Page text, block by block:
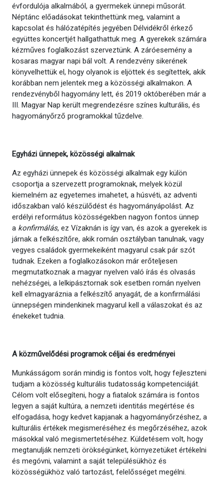
évfordulója alkalmából, a gyermekek ünnepi műsorát.
Néptánc előadásokat tekinthettünk meg, valamint a
kapcsolat és hálózatépítés jegyében Délvidékről érkező
együttes koncertjét hallgathattuk meg. A gyerekek számára
kézműves foglalkozást szerveztünk. A záróesemény a
kosaras magyar napi bál volt. A rendezvény sikerének
könyvelhettük el, hogy olyanok is eljöttek és segítettek, akik
korábban nem jelentek meg a közösségi alkalmakon. A
rendezvényből hagyomány lett, és 2019 októberében már a
III. Magyar Nap került megrendezésre színes kulturális, és
hagyományőrző programokkal tűzdelve.
Egyházi ünnepek, közösségi alkalmak
Az egyházi ünnepek és közösségi alkalmak egy külön
csoportja a szervezett programoknak, melyek közül
kiemelném az egyetemes imahetet, a húsvéti, az adventi
időszakban való készülődést és hagyományápolást. Az
erdélyi református közösségekben nagyon fontos ünnep
a konfirmálás, ez Vízaknán is így van, és azok a gyerekek is
járnak a felkészítőre, akik román osztályban tanulnak, vagy
vegyes családok gyermekeiként magyarul csak pár szót
tudnak. Ezeken a foglalkozásokon már erőteljesen
megmutatkoznak a magyar nyelven való írás és olvasás
nehézségei, a lelkipásztornak sok esetben román nyelven
kell elmagyaráznia a felkészítő anyagát, de a konfirmálási
ünnepségen mindenkinek magyarul kell a válaszokat és az
énekeket tudnia.
A közművelődési programok céljai és eredményei
Munkásságom során mindig is fontos volt, hogy fejleszteni
tudjam a közösség kulturális tudatosság kompetenciáját.
Célom volt elősegíteni, hogy a fiatalok számára is fontos
legyen a saját kultúra, a nemzeti identitás megértése és
elfogadása, hogy kedvet kapjanak a hagyományőrzéshez, a
kulturális értékek megismeréséhez és megőrzéséhez, azok
másokkal való megismertetéséhez. Küldetésem volt, hogy
megtanulják nemzeti örökségünket, környezetüket értékelni
és megóvni, valamint a saját településükhöz és
közösségükhöz való tartozást, felelősséget megélni.